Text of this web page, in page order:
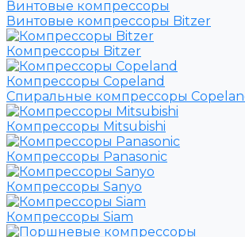
Винтовые компрессоры
Винтовые компрессоры Bitzer
Компрессоры Bitzer
Компрессоры Copeland
Спиральные компрессоры
Компрессоры Mitsubishi
Компрессоры Panasonic
Компрессоры Sanyo
Компрессоры Siam